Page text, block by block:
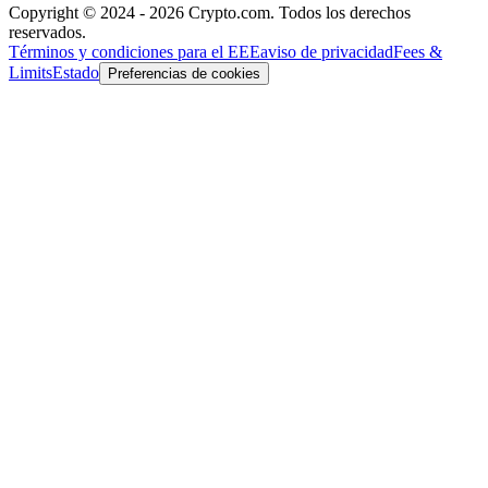
Copyright © 2024 - 2026 Crypto.com. Todos los derechos
reservados.
Términos y condiciones para el EEEaviso de privacidadFees &
LimitsEstado Preferencias de cookies